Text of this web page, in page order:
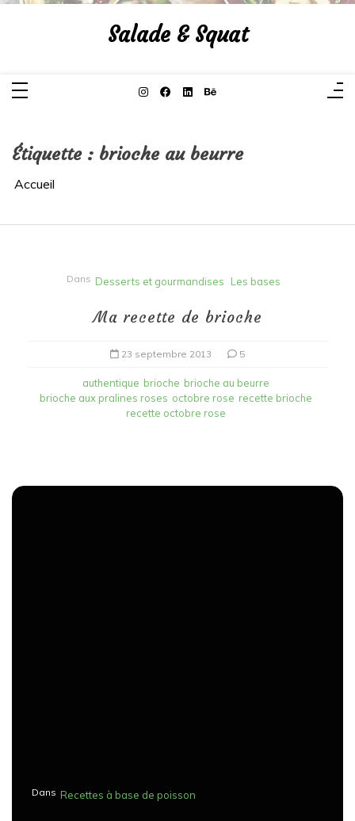
Aller
Salade & Squat
Étiquette : brioche au beurre
Accueil
Dans Desserts et gourmandises Les bases
Ma recette de brioche
23 septembre 2013 5
authentique brioche brioche au beurre
brioche aux pralines roses octobre rose recette brioche
recette octobre rose
Dans Recettes à base de poisson